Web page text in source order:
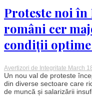
Proteste noi în
români cer
condiții optime
Avertizori de Integritate March
Un nou val de proteste
din diverse sectoare care
de muncă și salarizării